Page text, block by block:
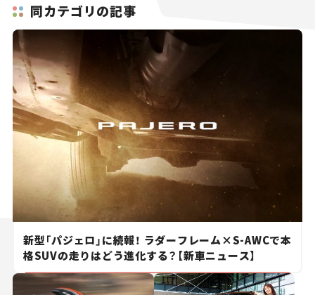
同カテゴリの記事
新型「パジェロ」に続報！ ラダーフレーム×S-AWCで本
格SUVの走りはどう進化する？【新車ニュース】